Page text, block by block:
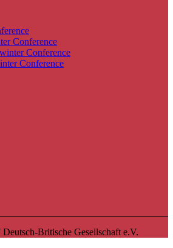
Conference
Conference
Conference
Britische Gesellschaft e.V.